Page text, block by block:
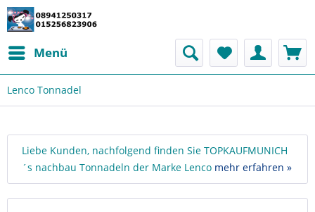
Menü
Lenco Tonnadel
Liebe Kunden, nachfolgend finden Sie TOPKAUFMUNICH
´s nachbau Tonnadeln der Marke Lenco mehr erfahren »